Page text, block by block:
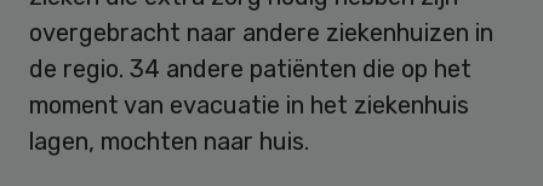
overgebracht naar andere ziekenhuizen in
de regio. 34 andere patiënten die op het
moment van evacuatie in het ziekenhuis
lagen, mochten naar huis.